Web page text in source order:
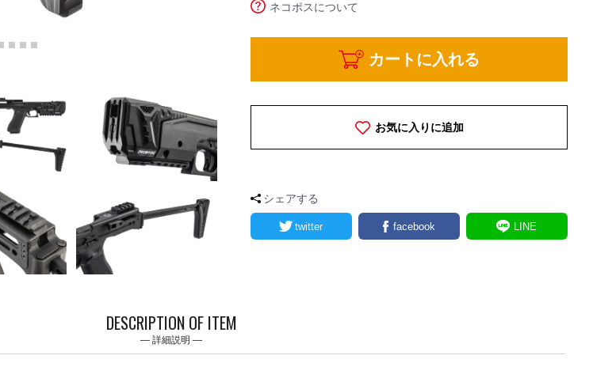
ネコポスについて
カートに入れる
お気に入りに追加
シェアする
twitter facebook LINE
DESCRIPTION OF ITEM
詳細説明